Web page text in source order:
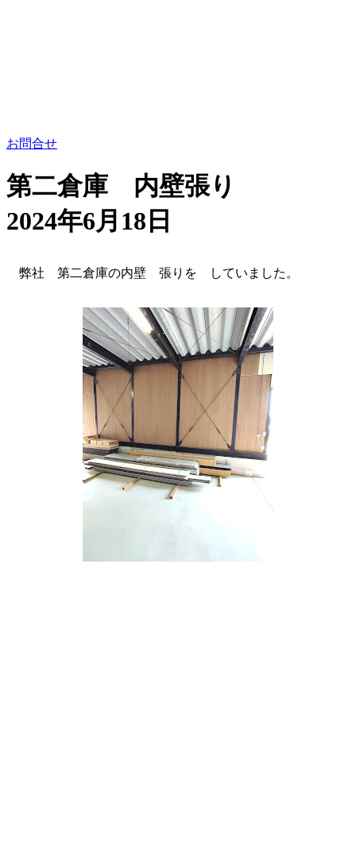
お問合せ
第二倉庫 内壁張り
2024年6月18日
弊社 第二倉庫の内壁 張りを していました。